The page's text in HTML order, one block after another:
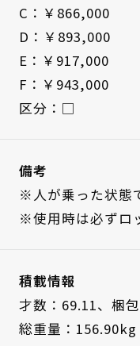
C：￥866,000
D：￥893,000
E：￥917,000
F：￥943,000
区分：□
備考
※人が乗った状態
※使用時は必ずロ
積載情報
才数：69.11、 梱
総重量：156.90kg